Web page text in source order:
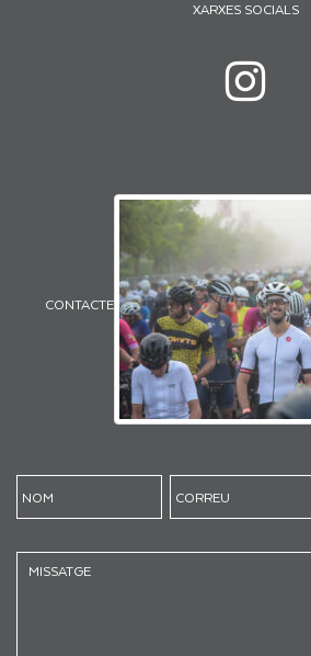
XARXES SOCIALS
CONTACTE